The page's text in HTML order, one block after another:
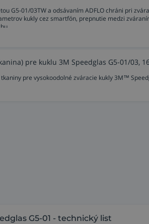
G5-01/03TW a odsávaním ADFLO chráni pri
kukly cez smartfón, prepnutie medzi
pre kuklu 3M Speedglas G5-01/03,
pre vysokoodolné zváracie kukly 3M™
G5-01 - technický list